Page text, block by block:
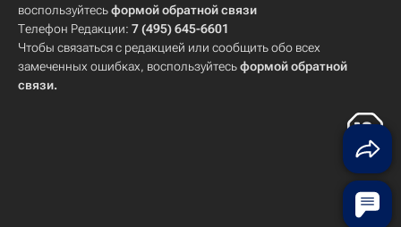
воспользуйтесьформой обратной связи
Телефон Редакции: 7 (495) 645-6601
Чтобы связаться с редакцией или сообщить обо всех
замеченных ошибках, воспользуйтесьформой обратной
связи.